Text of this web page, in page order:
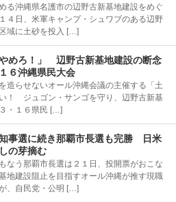
る沖縄県名護市の辺野古新基地建設をめぐ
４日、米軍キャンプ・シュワブのある辺野
域に土砂を投入 […]
やめろ！」 辺野古新基地建設の断念
６沖縄県民大会
造らせないオール沖縄会議の主催する「土
！ ジュゴン・サンゴを守り、辺野古新基
・１６県民 […]
事選に続き那覇市長選も完勝 日米
の芽摘む
なう那覇市長選は２１日、投開票がおこな
地建設阻止を目指すオール沖縄が推す現職
、自民党・公明 […]